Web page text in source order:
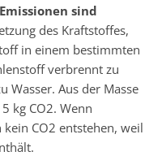
sind
des Kraftstoffes,
in einem bestimmten
verbrennt zu
Wasser. Aus der Masse
kg CO2. Wenn
CO2 entstehen, weil